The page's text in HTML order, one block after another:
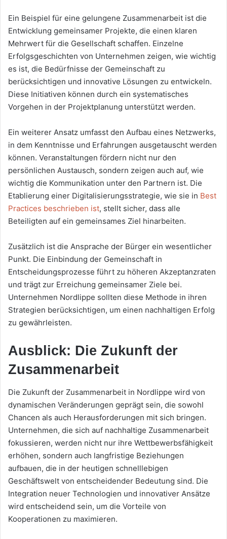
Ein Beispiel für eine gelungene Zusammenarbeit ist die
Entwicklung gemeinsamer Projekte, die einen klaren
Mehrwert für die Gesellschaft schaffen. Einzelne
Erfolgsgeschichten von Unternehmen zeigen, wie wichtig
es ist, die Bedürfnisse der Gemeinschaft zu
berücksichtigen und innovative Lösungen zu entwickeln.
Diese Initiativen können durch ein systematisches
Vorgehen in der Projektplanung unterstützt werden.
Ein weiterer Ansatz umfasst den Aufbau eines Netzwerks,
in dem Kenntnisse und Erfahrungen ausgetauscht werden
können. Veranstaltungen fördern nicht nur den
persönlichen Austausch, sondern zeigen auch auf, wie
wichtig die Kommunikation unter den Partnern ist. Die
Etablierung einer Digitalisierungsstrategie, wie sie in Best
Practices beschrieben ist, stellt sicher, dass alle
Beteiligten auf ein gemeinsames Ziel hinarbeiten.
Zusätzlich ist die Ansprache der Bürger ein wesentlicher
Punkt. Die Einbindung der Gemeinschaft in
Entscheidungsprozesse führt zu höheren Akzeptanzraten
und trägt zur Erreichung gemeinsamer Ziele bei.
Unternehmen Nordlippe sollten diese Methode in ihren
Strategien berücksichtigen, um einen nachhaltigen Erfolg
zu gewährleisten.
Ausblick: Die Zukunft der
Zusammenarbeit
Die Zukunft der Zusammenarbeit in Nordlippe wird von
dynamischen Veränderungen geprägt sein, die sowohl
Chancen als auch Herausforderungen mit sich bringen.
Unternehmen, die sich auf nachhaltige Zusammenarbeit
fokussieren, werden nicht nur ihre Wettbewerbsfähigkeit
erhöhen, sondern auch langfristige Beziehungen
aufbauen, die in der heutigen schnelllebigen
Geschäftswelt von entscheidender Bedeutung sind. Die
Integration neuer Technologien und innovativer Ansätze
wird entscheidend sein, um die Vorteile von
Kooperationen zu maximieren.